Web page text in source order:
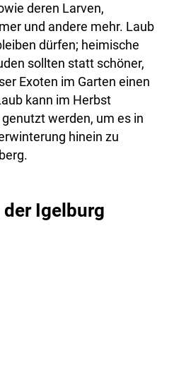
deren Larven,
und andere mehr. Laub
dürfen; heimische
sollten statt schöner,
Exoten im Garten einen
kann im Herbst
werden, um es in
hinein zu
Igelburg